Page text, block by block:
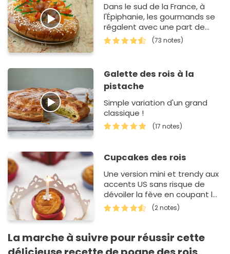
Dans le sud de la France, à
l'Épiphanie, les gourmands se
régalent avec une part de
gâteau des rois. Dans la
recette de cette brioche rev…
(73 notes)
Galette des rois à la
pistache
Simple variation d'un grand
classique !
(17 notes)
Cupcakes des rois
Une version mini et trendy aux
accents US sans risque de
dévoiler la fève en coupant la
galette!
(2 notes)
La marche à suivre pour réussir cette